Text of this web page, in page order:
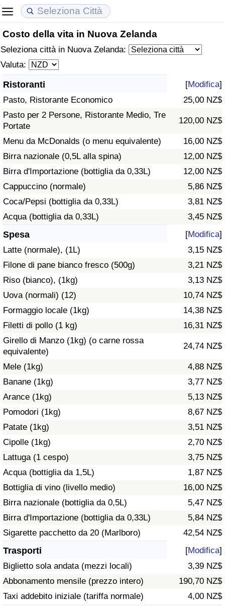
Costo della vita in Nuova Zelanda
Seleziona città in Nuova Zelanda:
Valuta:
Ristoranti [Modifica]
Pasto, Ristorante Economico
25,00 NZ$
Pasto per 2 Persone, Ristorante Medio, Tre
Portate
120,00 NZ$
Menu da McDonalds (o menu equivalente)
16,00 NZ$
Birra nazionale (0,5L alla spina)
12,00 NZ$
Birra d'Importazione (bottiglia da 0,33L)
12,00 NZ$
Cappuccino (normale)
5,86 NZ$
Coca/Pepsi (bottiglia da 0,33L)
3,81 NZ$
Acqua (bottiglia da 0,33L)
3,45 NZ$
Spesa [Modifica]
Latte (normale), (1L)
3,15 NZ$
Filone di pane bianco fresco (500g)
3,21 NZ$
Riso (bianco), (1kg)
3,13 NZ$
Uova (normali) (12)
10,74 NZ$
Formaggio locale (1kg)
14,38 NZ$
Filetti di pollo (1 kg)
16,31 NZ$
Girello di Manzo (1kg) (o carne rossa
equivalente)
24,74 NZ$
Mele (1kg)
4,88 NZ$
Banane (1kg)
3,77 NZ$
Arance (1kg)
5,13 NZ$
Pomodori (1kg)
8,67 NZ$
Patate (1kg)
3,51 NZ$
Cipolle (1kg)
2,70 NZ$
Lattuga (1 cespo)
3,75 NZ$
Acqua (bottiglia da 1,5L)
1,87 NZ$
Bottiglia di vino (livello medio)
16,00 NZ$
Birra nazionale (bottiglia da 0,5L)
5,47 NZ$
Birra d'Importazione (bottiglia da 0,33L)
5,84 NZ$
Sigarette pacchetto da 20 (Marlboro)
42,54 NZ$
Trasporti [Modifica]
Biglietto sola andata (mezzi locali)
3,39 NZ$
Abbonamento mensile (prezzo intero)
190,70 NZ$
Taxi addebito iniziale (tariffa normale)
4,00 NZ$
Costo della vita
Indice Del Costo Della Vita (corrente)
Indice Del Costo Della Vita
Indice del Costo della Vita per Nazione
ad Aqaba
Prezzi degli immobili
Indice del Prezzo delle Case (Corrente)
Indice del Prezzo delle Case
Indice del Prezzo delle Case per Nazione
Qualità della Vita
Indice della Qualità della Vita
Indice della Qualità della Vita (Corrente)
Indice della qualità della vita per Paese
Criminalità
Indice del Tasso di Criminalità (Corrente)
Indice della Criminalità
Indice di criminalità per paese
Indice dell’Assistenza Sanitaria (Corrente)
Indice dell’Assistenza Sanitaria
Indice dell’Assistenza Sanitaria per
Nazione
Inquinamento
Indice dell’Inquinamento (Corrente)
Indice di inquinamento
Indice dell’Inquinamento per Nazione
Traffico
Indice del Traffico
Indice del traffico (Corrente)
Indice del traffico per Nazione